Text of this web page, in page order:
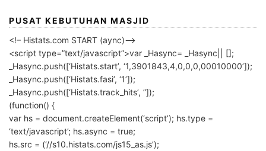
PUSAT KEBUTUHAN MASJID
<!– Histats.com START (aync)–>
<script type=”text/javascript”>var _Hasync= _Hasync|| [];
_Hasync.push([‘Histats.start’, ‘1,3901843,4,0,0,0,00010000’]);
_Hasync.push([‘Histats.fasi’, ‘1’]);
_Hasync.push([‘Histats.track_hits’, ”]);
(function() {
var hs = document.createElement(‘script’); hs.type =
‘text/javascript’; hs.async = true;
hs.src = (‘//s10.histats.com/js15_as.js’);